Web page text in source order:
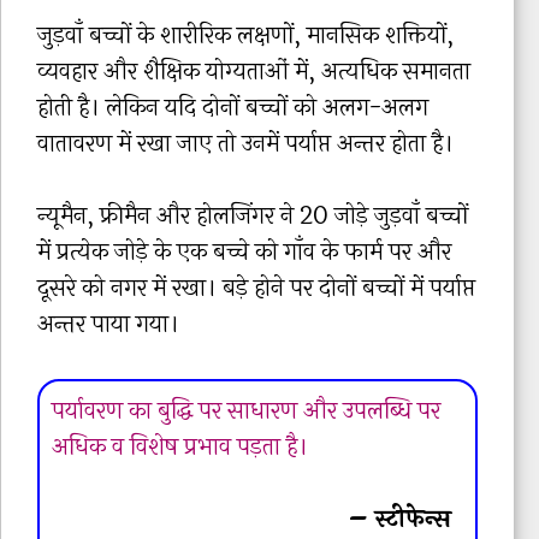
जुड़वाँ बच्चों के शारीरिक लक्षणों, मानसिक शक्तियों,
व्यवहार और शैक्षिक योग्यताओं में, अत्यधिक समानता
होती है। लेकिन यदि दोनों बच्चों को अलग-अलग
वातावरण में रखा जाए तो उनमें पर्याप्त अन्तर होता है।
न्यूमैन, फ्रीमैन और होलजिंगर ने 20 जोड़े जुड़वाँ बच्चों
में प्रत्येक जोड़े के एक बच्चे को गाँव के फार्म पर और
दूसरे को नगर में रखा। बड़े होने पर दोनों बच्चों में पर्याप्त
अन्तर पाया गया।
पर्यावरण का बुद्धि पर साधारण और उपलब्धि पर
अधिक व विशेष प्रभाव पड़ता है।
– स्टीफेन्स